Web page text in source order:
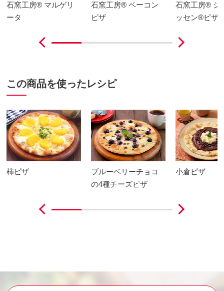
石窯工房® マルゲリ
ータ
石窯工房® ベーコン
ピザ
石窯工房® シ
ッセン®ピザ
この商品を使ったレシピ
柿ピザ
ブルーベリーチョコ
の4種チーズピザ
小倉ピザ